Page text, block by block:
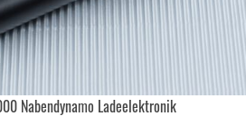
Nabendynamo Ladeelektronik